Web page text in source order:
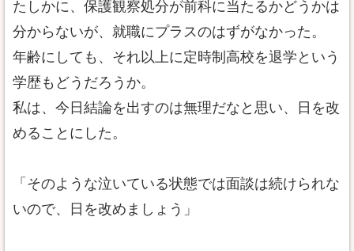
たしかに、保護観察処分が前科に当たるかどうかは
分からないが、就職にプラスのはずがなかった。
年齢にしても、それ以上に定時制高校を退学という
学歴もどうだろうか。
私は、今日結論を出すのは無理だなと思い、日を改
めることにした。
「そのような泣いている状態では面談は続けられな
いので、日を改めましょう」